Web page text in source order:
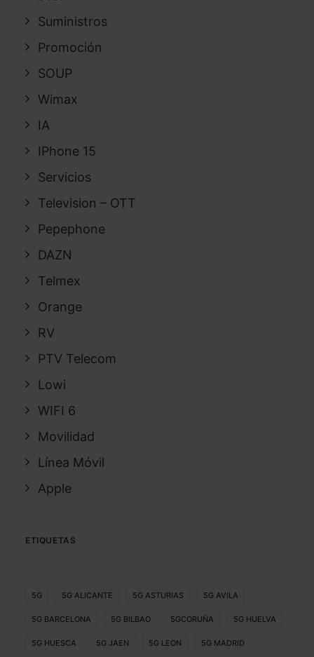
Suministros
Promoción
SOUP
Wimax
IA
IPhone 15
Servicios
Television – OTT
Pepephone
DAZN
Telmex
Orange
RV
PTV Telecom
Lowi
WIFI 6
Movilidad
Línea Móvil
Apple
ETIQUETAS
5G 5G ALICANTE 5G ASTURIAS 5G AVILA
5G BARCELONA 5G BILBAO 5GCORUÑA 5G HUELVA
5G HUESCA 5G JAEN 5G LEON 5G MADRID